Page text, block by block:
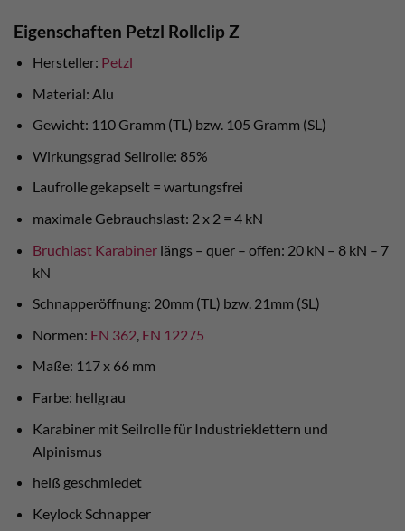
Eigenschaften Petzl Rollclip Z
Hersteller: Petzl
Material: Alu
Gewicht: 110 Gramm (TL) bzw. 105 Gramm (SL)
Wirkungsgrad Seilrolle: 85%
Laufrolle gekapselt = wartungsfrei
maximale Gebrauchslast: 2 x 2 = 4 kN
Bruchlast Karabinerlängs – quer – offen: 20 kN – 8 kN – 7
kN
Schnapperöffnung: 20mm (TL) bzw. 21mm (SL)
Normen: EN 362, EN 12275
Maße: 117 x 66 mm
Farbe: hellgrau
Karabiner mit Seilrolle für Industrieklettern und
Alpinismus
heiß geschmiedet
Keylock Schnapper